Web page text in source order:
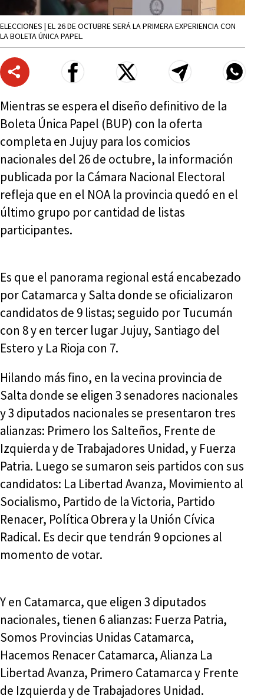
ELECCIONES | EL 26 DE OCTUBRE SERÁ LA PRIMERA EXPERIENCIA CON
LA BOLETA ÚNICA PAPEL.
Mientras se espera el diseño definitivo de la
Boleta Única Papel (BUP) con la oferta
completa en Jujuy para los comicios
nacionales del 26 de octubre, la información
publicada por la Cámara Nacional Electoral
refleja que en el NOA la provincia quedó en el
último grupo por cantidad de listas
participantes.
Es que el panorama regional está encabezado
por Catamarca y Salta donde se oficializaron
candidatos de 9 listas; seguido por Tucumán
con 8 y en tercer lugar Jujuy, Santiago del
Estero y La Rioja con 7.
Hilando más fino, en la vecina provincia de
Salta donde se eligen 3 senadores nacionales
y 3 diputados nacionales se presentaron tres
alianzas: Primero los Salteños, Frente de
Izquierda y de Trabajadores Unidad, y Fuerza
Patria. Luego se sumaron seis partidos con sus
candidatos: La Libertad Avanza, Movimiento al
Socialismo, Partido de la Victoria, Partido
Renacer, Política Obrera y la Unión Cívica
Radical. Es decir que tendrán 9 opciones al
momento de votar.
Y en Catamarca, que eligen 3 diputados
nacionales, tienen 6 alianzas: Fuerza Patria,
Somos Provincias Unidas Catamarca,
Hacemos Renacer Catamarca, Alianza La
Libertad Avanza, Primero Catamarca y Frente
de Izquierda y de Trabajadores Unidad.